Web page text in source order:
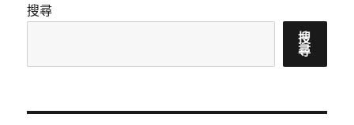
搜尋
搜
尋